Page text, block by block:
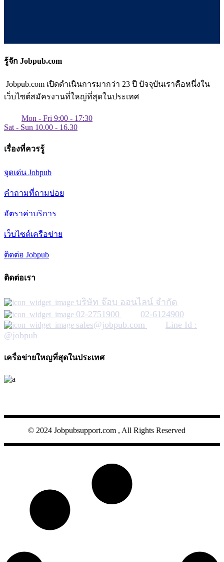
รู้จัก Jobpub.com
Jobpub.com เปิดดำเนินการมากว่า 23 ปี ปัจจุบันเราคือหนึ่งใน
เว็บไซต์สมัครงานที่ใหญ่ที่สุดในประเทศ
Mon - Fri 9:00 - 17:30
Sat - Sun 10.00 - 16.30
เรื่องที่ควรรู้
จุดเด่น Jobpub
คำถามที่ถามบ่อย
อัตราค่าบริการ
เว็บไซต์เครือข่าย
ติดต่อ Jobpub
ติดต่อเรา
บริษัท จ๊อบ ออนไลน์ จำกัด
02-2751900
02-6124900
sales@jobpub.com
Line Id :
@jobpub
เครื่อข่ายใหญที่สุดในประเทศ
© 2024 Jobpubsupport.com , All Rights Reserved